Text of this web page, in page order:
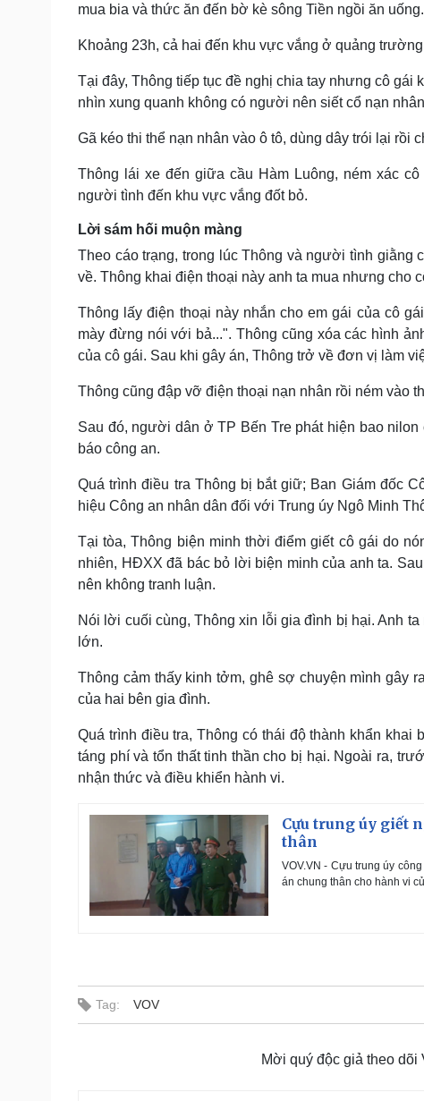
mua bia và thức ăn đến bờ kè sông Tiền ngồi ăn uống.
Khoảng 23h, cả hai đến khu vực vắng ở quảng
Tại đây, Thông tiếp tục đề nghị chia tay nhưng cô
nhìn xung quanh không có người nên siết cổ nạn
Gã kéo thi thể nạn nhân vào ô tô, dùng dây trói lại rồi
Thông lái xe đến giữa cầu Hàm Luông, ném xác
người tình đến khu vực vắng đốt bỏ.
Lời sám hối muộn màng
Theo cáo trạng, trong lúc Thông và người tình
về. Thông khai điện thoại này anh ta mua nhưng cho
Thông lấy điện thoại này nhắn cho em gái của cô
mày đừng nói với bả...". Thông cũng xóa các hình
của cô gái. Sau khi gây án, Thông trở về đơn vị làm
Thông cũng đập vỡ điện thoại nạn nhân rồi ném vào
Sau đó, người dân ở TP Bến Tre phát hiện bao
báo công an.
Quá trình điều tra Thông bị bắt giữ; Ban Giám đốc
hiệu Công an nhân dân đối với Trung úy Ngô Minh
Tại tòa, Thông biện minh thời điểm giết cô gái do
nhiên, HĐXX đã bác bỏ lời biện minh của anh ta.
nên không tranh luận.
Nói lời cuối cùng, Thông xin lỗi gia đình bị hại. Anh
lớn.
Thông cảm thấy kinh tởm, ghê sợ chuyện mình gây
của hai bên gia đình.
Quá trình điều tra, Thông có thái độ thành khẩn khai
táng phí và tổn thất tinh thần cho bị hại. Ngoài ra,
nhận thức và điều khiển hành vi.
Cựu trung úy giết
thân
VOV.VN - Cựu trung úy
án chung thân cho hành vi
Tag: VOV
Mời quý độc giả theo dõi